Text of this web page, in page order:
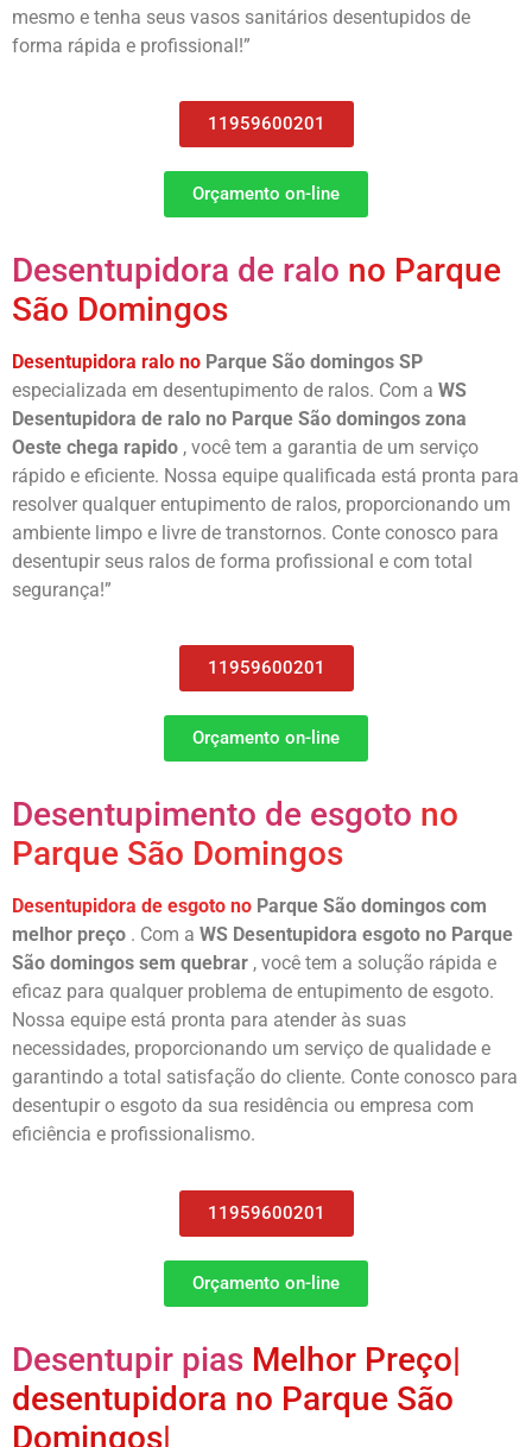
mesmo e tenha seus vasos sanitários desentupidos de
forma rápida e profissional!”
11959600201
Orçamento on-line
Desentupidora de ralo no Parque
São Domingos
Desentupidora ralo no Parque São domingos SP
especializada em desentupimento de ralos. Com a WS
Desentupidora de ralo no Parque São domingos zona
Oeste chega rapido , você tem a garantia de um serviço
rápido e eficiente. Nossa equipe qualificada está pronta para
resolver qualquer entupimento de ralos, proporcionando um
ambiente limpo e livre de transtornos. Conte conosco para
desentupir seus ralos de forma profissional e com total
segurança!”
11959600201
Orçamento on-line
Desentupimento de esgoto no
Parque São Domingos
Desentupidora de esgoto no Parque São domingos com
melhor preço . Com a WS Desentupidora esgoto no Parque
São domingos sem quebrar , você tem a solução rápida e
eficaz para qualquer problema de entupimento de esgoto.
Nossa equipe está pronta para atender às suas
necessidades, proporcionando um serviço de qualidade e
garantindo a total satisfação do cliente. Conte conosco para
desentupir o esgoto da sua residência ou empresa com
eficiência e profissionalismo.
11959600201
Orçamento on-line
Desentupir pias Melhor Preço|
desentupidora no Parque São
Domingos|